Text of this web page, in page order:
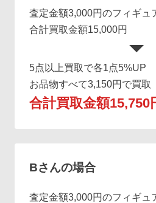
査定金額3,000円のフィギュ
合計買取金額15,000円
5点以上買取で各1点5%UP
お品物すべて3,150円で買取
合計買取金額15,750
Bさんの場合
査定金額3,000円のフィギュ